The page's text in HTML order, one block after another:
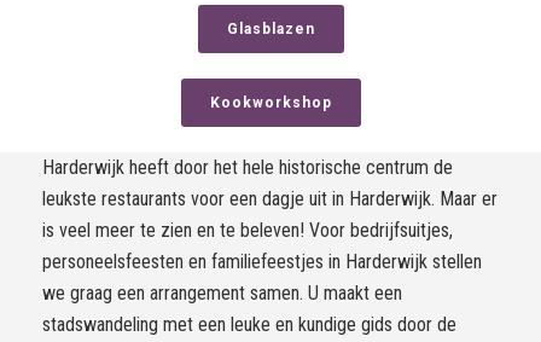
Glasblazen
Kookworkshop
Harderwijk heeft door het hele historische centrum de
leukste restaurants voor een dagje uit in Harderwijk. Maar er
is veel meer te zien en te beleven! Voor bedrijfsuitjes,
personeelsfeesten en familiefeestjes in Harderwijk stellen
we graag een arrangement samen. U maakt een
stadswandeling met een leuke en kundige gids door de